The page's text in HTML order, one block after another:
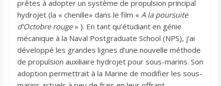
prêtes à adopter un système de propulsion principal
hydrojet (la « chenille» dans le film « A la poursuite
d’Octobre rouge» ). En tant qu’étudiant en génie
mécanique à la Naval Postgraduate School (NPS), j’ai
développé les grandes lignes d’une nouvelle méthode
de propulsion auxiliaire hydrojet pour sous-marins. Son
adoption permettrait à la Marine de modifier les sous-